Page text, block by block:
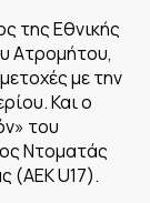
της Εθνικής
Ατρομήτου,
με την
Και ο
του
Ντοματάς
(ΑΕΚ U17).